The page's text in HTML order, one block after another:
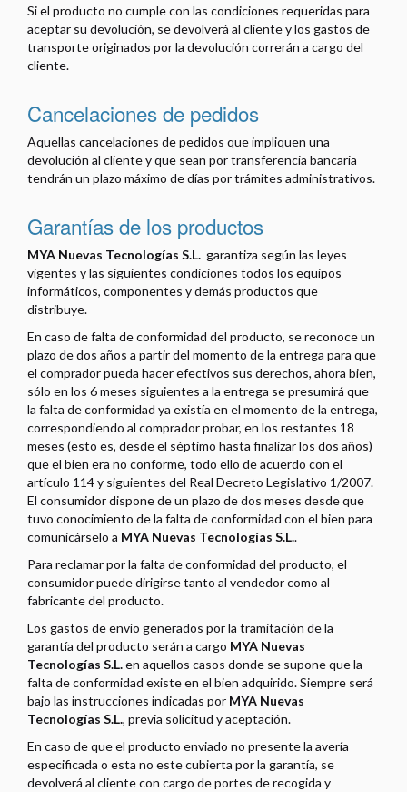
Si el producto no cumple con las condiciones requeridas para
aceptar su devolución, se devolverá al cliente y los gastos de
transporte originados por la devolución correrán a cargo del
cliente.
Cancelaciones de pedidos
Aquellas cancelaciones de pedidos que impliquen una
devolución al cliente y que sean por transferencia bancaria
tendrán un plazo máximo dedías por trámites administrativos.
Garantías de los productos
MYA Nuevas Tecnologías S.L. garantiza según las leyes
vigentes y las siguientes condiciones todos los equipos
informáticos, componentes y demás productos que
distribuye.
En caso de falta de conformidad del producto, se reconoce un
plazo de dos años a partir del momento de la entrega para que
el comprador pueda hacer efectivos sus derechos, ahora bien,
sólo en los 6 meses siguientes a la entrega se presumirá que
la falta de conformidad ya existía en el momento de la entrega,
correspondiendo al comprador probar, en los restantes 18
meses (esto es, desde el séptimo hasta finalizar los dos años)
que el bien era no conforme, todo ello de acuerdo con el
artículo 114 y siguientes del Real Decreto Legislativo 1/2007.
El consumidor dispone de un plazo de dos meses desde que
tuvo conocimiento de la falta de conformidad con el bien para
comunicárselo a MYA Nuevas Tecnologías S.L..
Para reclamar por la falta de conformidad del producto, el
consumidor puede dirigirse tanto al vendedor como al
fabricante del producto.
Los gastos de envío generados por la tramitación de la
garantía del producto serán a cargo MYA Nuevas
Tecnologías S.L.en aquellos casos donde se supone que la
falta de conformidad existe en el bien adquirido. Siempre será
bajo las instrucciones indicadas por MYA Nuevas
Tecnologías S.L., previa solicitud y aceptación.
En caso de que el producto enviado no presente la avería
especificada o esta no este cubierta por la garantía, se
devolverá al cliente con cargo de portes de recogida y